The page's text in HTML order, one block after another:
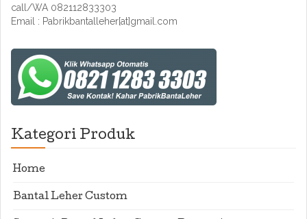
call/WA 082112833303
Email : Pabrikbantalleher[at]gmail.com
Kategori Produk
Home
Bantal Leher Custom